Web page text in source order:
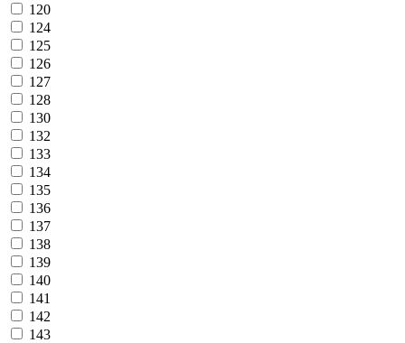
120
124
125
126
127
128
130
132
133
134
135
136
137
138
139
140
141
142
143